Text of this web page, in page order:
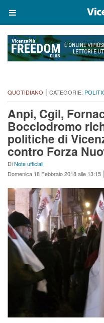
QUOTIDIANO | CATEGORIE:
Anpi, Cgil,
Bocciodromo
politiche di
contro Forza
DiNote ufficiali
Domenica 18 Febbraio 2018 alle 13:15 |